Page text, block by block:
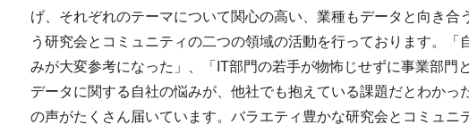
げ、それぞれのテーマについて関心の高い、業種もデータと向き
う研究会とコミュニティの二つの領域の活動を行っております。「
みが大変参考になった」、「IT部門の若手が物怖じせずに事業部門
データに関する自社の悩みが、他社でも抱えている課題だとわか
の声がたくさん届いています。バラエティ豊かな研究会とコミュニ